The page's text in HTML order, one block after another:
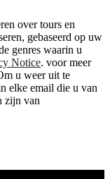
over tours en
gebaseerd op uw
genres waarin u
Notice. voor meer
u weer uit te
elke email die u van
zijn van